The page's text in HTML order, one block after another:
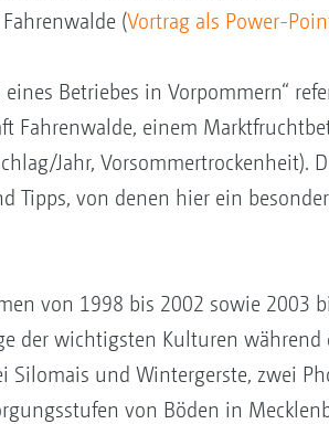
(Vortrag als Power-
Betriebes in Vorpommern“
Fahrenwalde, einem
Jahr, Vorsommertrockenheit).
Tipps, von denen hier ein
von 1998 bis 2002 sowie 2003
der wichtigsten Kulturen
Silomais und Wintergerste, zwei
von Böden in